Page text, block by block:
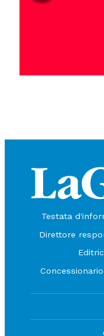
Testata
Direttore